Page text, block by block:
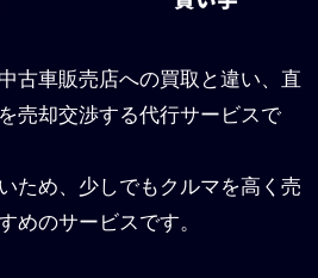
古車販売店への買取と違い、直
売却交渉する代行サービスで
ため、少しでもクルマを高く売
めのサービスです。